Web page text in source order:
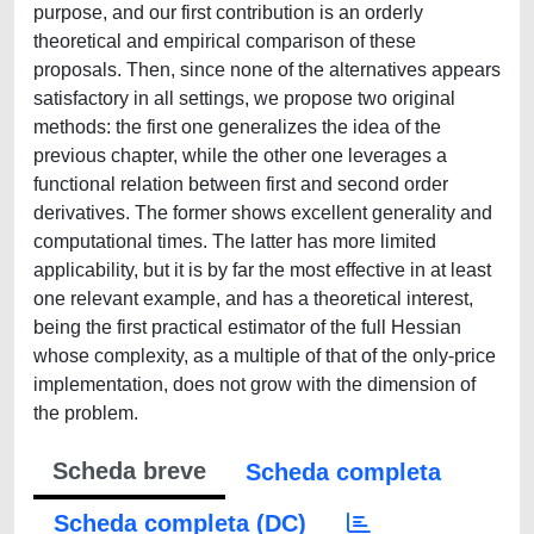
purpose, and our first contribution is an orderly
theoretical and empirical comparison of these
proposals. Then, since none of the alternatives appears
satisfactory in all settings, we propose two original
methods: the first one generalizes the idea of the
previous chapter, while the other one leverages a
functional relation between first and second order
derivatives. The former shows excellent generality and
computational times. The latter has more limited
applicability, but it is by far the most effective in at least
one relevant example, and has a theoretical interest,
being the first practical estimator of the full Hessian
whose complexity, as a multiple of that of the only-price
implementation, does not grow with the dimension of
the problem.
Scheda breve
Scheda completa
Scheda completa (DC)